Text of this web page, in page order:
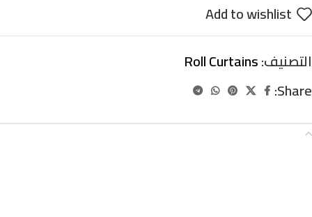
Add to wishlist
التصنيف:Roll Curtains
Share: